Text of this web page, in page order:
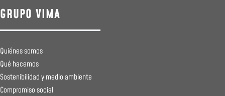
GRUPO VIMA
Quiénes somos
Qué hacemos
Sostenibilidad y medio ambiente
Compromiso social